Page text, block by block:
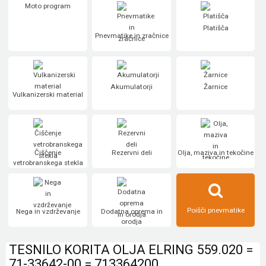
Moto program
Pnevmatike in zračnice
Platišča
Vulkanizerski material
Akumulatorji Žarnice
Čiščenje
vetrobranskega stekla
Rezervni deli Olja, maziva in tekočine
Nega in vzdrževanje
Dodatna oprema in
orodja
Poišči pnevmatike
TESNILO KORITA OLJA ELRING 559.020 =